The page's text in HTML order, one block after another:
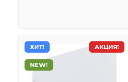
АКЦИЯ!
ХИТ!
NEW!